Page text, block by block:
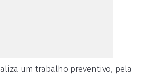
um trabalho preventivo, pela